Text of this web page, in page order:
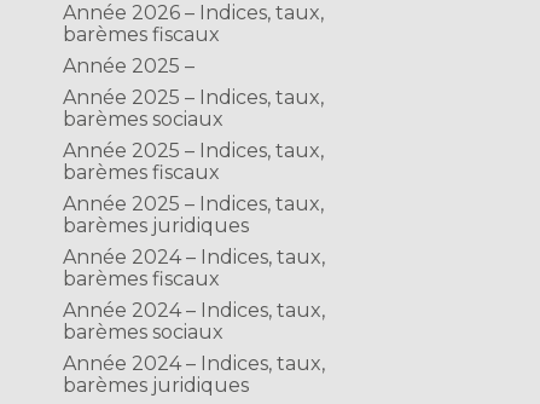
Année 2026 – Indices, taux,
barèmes fiscaux
Année 2025 –
Année 2025 – Indices, taux,
barèmes sociaux
Année 2025 – Indices, taux,
barèmes fiscaux
Année 2025 – Indices, taux,
barèmes juridiques
Année 2024 – Indices, taux,
barèmes fiscaux
Année 2024 – Indices, taux,
barèmes sociaux
Année 2024 – Indices, taux,
barèmes juridiques